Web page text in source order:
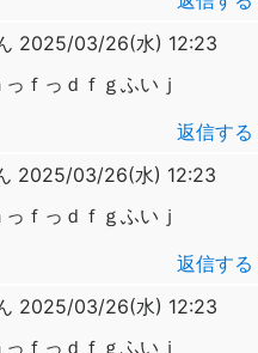
2025/03/26(水) 12:23
ｆっｄｆｇふいｊ
返信する
2025/03/26(水) 12:23
ｆっｄｆｇふいｊ
返信する
2025/03/26(水) 12:23
ｆっｄｆｇふいｊ